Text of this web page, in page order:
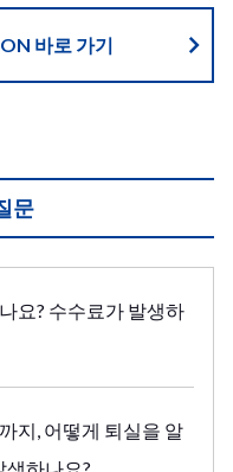
바로 가기
문
요? 수수료가 발생하
지, 어떻게 퇴실을 알